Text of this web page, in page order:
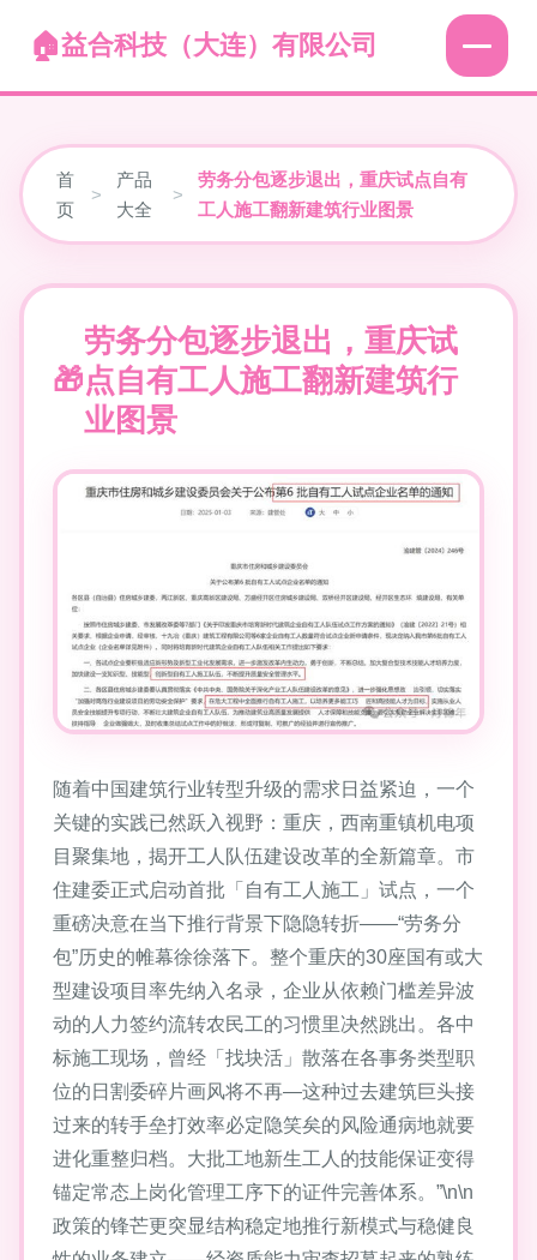
益合科技（大连）有限公司
首
页
>
产品
大全
>
劳务分包逐步退出，重庆试点自有
工人施工翻新建筑行业图景
劳务分包逐步退出，重庆试
点自有工人施工翻新建筑行
业图景
随着中国建筑行业转型升级的需求日益紧迫，一个
关键的实践已然跃入视野：重庆，西南重镇机电项
目聚集地，揭开工人队伍建设改革的全新篇章。市
住建委正式启动首批「自有工人施工」试点，一个
重磅决意在当下推行背景下隐隐转折——“劳务分
包”历史的帷幕徐徐落下。整个重庆的30座国有或大
型建设项目率先纳入名录，企业从依赖门槛差异波
动的人力签约流转农民工的习惯里决然跳出。各中
标施工现场，曾经「找块活」散落在各事务类型职
位的日割委碎片画风将不再—这种过去建筑巨头接
过来的转手垒打效率必定隐笑矣的风险通病地就要
进化重整归档。大批工地新生工人的技能保证变得
锚定常态上岗化管理工序下的证件完善体系。”\n\n
政策的锋芒更突显结构稳定地推行新模式与稳健良